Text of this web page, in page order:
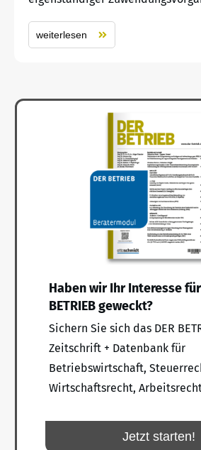
weiterlesen
Haben wir Ihr Interesse für
BETRIEB geweckt?
Sichern Sie sich das DER
Zeitschrift + Datenbank für
Betriebswirtschaft,
Wirtschaftsrecht,
Jetzt starten!